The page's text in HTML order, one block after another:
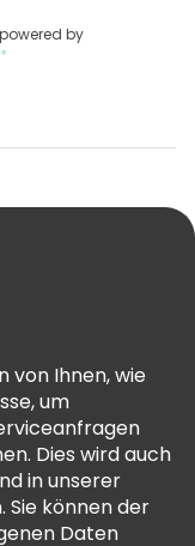
by
von Ihnen, wie
um
Dies wird auch
in unserer
Sie können der
Daten